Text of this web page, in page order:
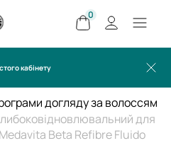
0
кабінету
догляду за волоссям
для
Beta Refibre Fluido